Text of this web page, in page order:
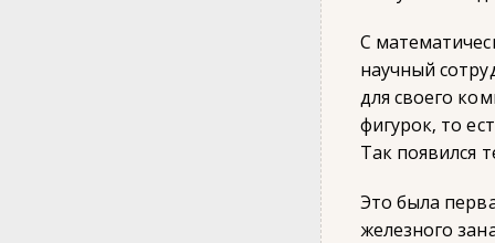
С
научный
для своего
фигурок, то
Так появился
Это была
железного